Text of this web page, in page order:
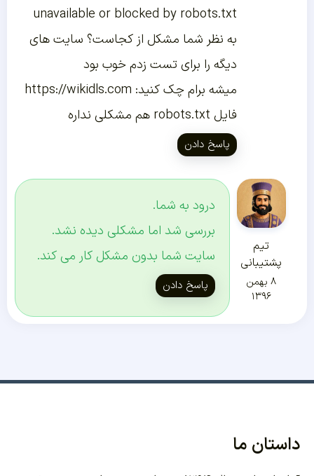
unavailable or blocked by robots.txt
به نظر شما مشکل از کجاست؟ سایت های
دیگه را برای تست زدم خوب بود
میشه برام چک کنید:https://wikidls.com
فایل robots.txt هم مشکلی نداره
پاسخ دادن
پشتیبانی
۸ بهمن
درود به شما.
بررسی شد اما مشکلی دیده نشد.
سایت شما بدون مشکل کار می کند.
پاسخ دادن
ما